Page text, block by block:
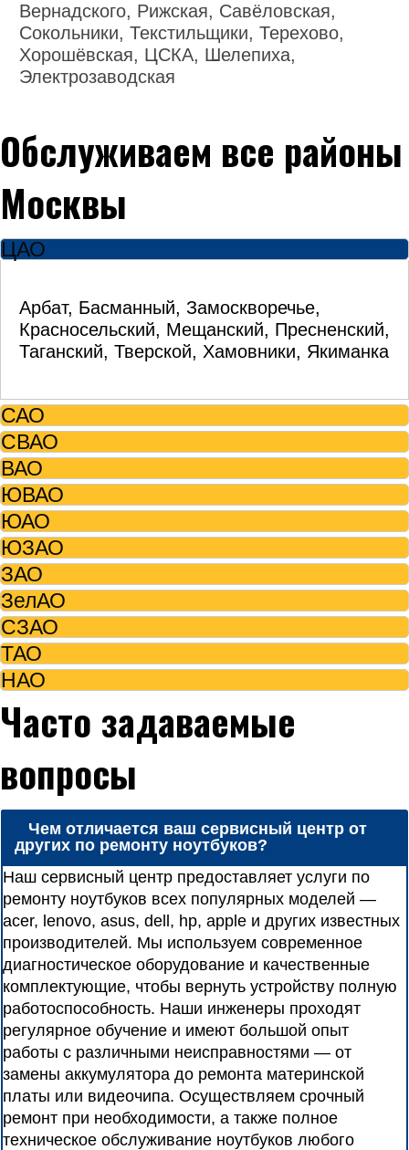
Вернадского, Рижская, Савёловская,
Сокольники, Текстильщики, Терехово,
Хорошёвская, ЦСКА, Шелепиха,
Электрозаводская
Обслуживаем все районы
Москвы
ЦАО
Арбат, Басманный, Замоскворечье,
Красносельский, Мещанский, Пресненский,
Таганский, Тверской, Хамовники, Якиманка
САО
СВАО
ВАО
ЮВАО
ЮАО
ЮЗАО
ЗАО
ЗелАО
СЗАО
ТАО
НАО
Часто задаваемые
вопросы
Чем отличается ваш сервисный центр от
других по ремонту ноутбуков?
Наш сервисный центр предоставляет услуги по
ремонту ноутбуков всех популярных моделей —
acer, lenovo, asus, dell, hp, apple и других известных
производителей. Мы используем современное
диагностическое оборудование и качественные
комплектующие, чтобы вернуть устройству полную
работоспособность. Наши инженеры проходят
регулярное обучение и имеют большой опыт
работы с различными неисправностями — от
замены аккумулятора до ремонта материнской
платы или видеочипа. Осуществляем срочный
ремонт при необходимости, а также полное
техническое обслуживание ноутбуков любого